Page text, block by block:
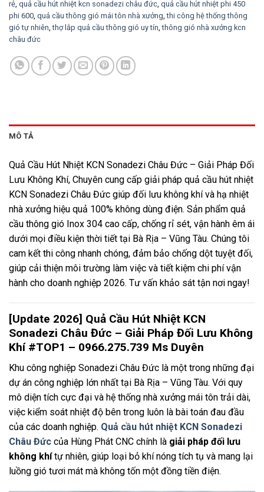
rẻ, quả cầu hút nhiệt kcn sonadezi châu đức, quả cầu hút nhiệt phi 450
phi 600, quả cầu thông gió mái tôn nhà xưởng,thi công hệ thống thông
gió tự nhiên,thợ lắp quả cầu thông gió uy tín,thông gió nhà xưởng kcn
châu đức
MÔ TẢ
Quả Cầu Hút Nhiệt KCN Sonadezi Châu Đức – Giải Pháp Đối
Lưu Không Khí, Chuyên cung cấp giải pháp quả cầu hút nhiệt
KCN Sonadezi Châu Đức giúp đối lưu không khí và hạ nhiệt
nhà xưởng hiệu quả 100% không dùng điện. Sản phẩm quả
cầu thông gió Inox 304 cao cấp, chống rỉ sét, vận hành êm ái
dưới mọi điều kiện thời tiết tại Bà Rịa – Vũng Tàu. Chúng tôi
cam kết thi công nhanh chóng, đảm bảo chống dột tuyệt đối,
giúp cải thiện môi trường làm việc và tiết kiệm chi phí vận
hành cho doanh nghiệp 2026. Tư vấn khảo sát tận nơi ngay!
[Update 2026] Quả Cầu Hút Nhiệt KCN
Sonadezi Châu Đức – Giải Pháp Đối Lưu Không
Khí #TOP1 – 0966.275.739 Ms Duyên
Khu công nghiệp Sonadezi Châu Đức là một trong những đại
dự án công nghiệp lớn nhất tại Bà Rịa – Vũng Tàu. Với quy
mô diện tích cực đại và hệ thống nhà xưởng mái tôn trải dài,
việc kiểm soát nhiệt độ bên trong luôn là bài toán đau đầu
của các doanh nghiệp. Quả cầu hút nhiệt KCN Sonadezi
Châu Đức của Hùng Phát CNC chính là giải pháp đối lưu
không khítự nhiên, giúp loại bỏ khí nóng tích tụ và mang lại
luồng gió tươi mát mà không tốn một đồng tiền điện.